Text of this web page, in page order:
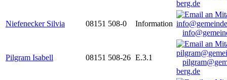
berg.de
Niefenecker Silvia 08151 508-0
Information
Pilgram Isabell 08151 508-26 E.3.1
berg.de